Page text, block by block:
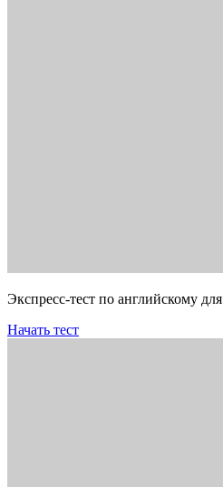
Экспресс-тест по английскому
Начать тест